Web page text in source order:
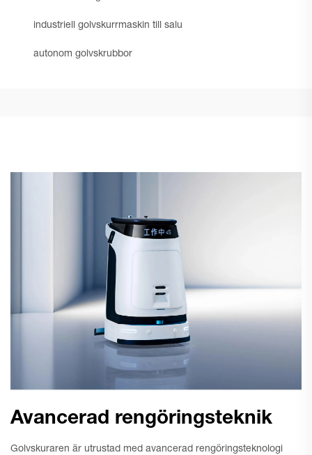
industriell golvskurrmaskin till salu
autonom golvskrubbor
Avancerad rengöringsteknik
Golvskuraren är utrustad med avancerad rengöringsteknologi